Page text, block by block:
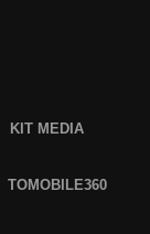
KIT MEDIA
TOMOBILE360